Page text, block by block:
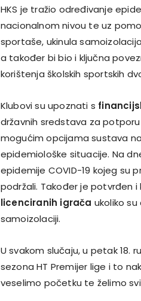
HKS je tražio određivanje
nacionalnom nivou te uz
sportaše, ukinula
a također bi bio i ključna
korištenja školskih sportskih
Klubovi su upoznati s
državnih sredstava za
mogućim opcijama sustava
epidemiološke situacije. Na
epidemije COVID-19 kojeg su
podržali. Također je potvrđen
licenciranih igrača ukoliko su
samoizolaciji.
U svakom slučaju, u petak 18.
sezona HT Premijer lige i to
veselimo početku te želimo